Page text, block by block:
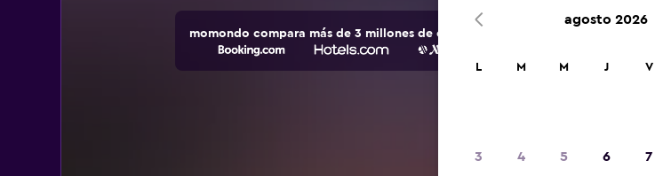
momondo compara más de 3 millones de opciones de hoteles y alojamientos.
agosto 2026
L M M J V
3 4 5 6 7